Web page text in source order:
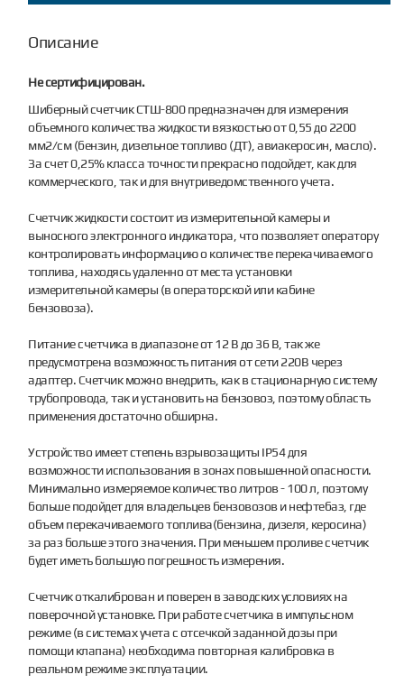
Описание
Не сертифицирован.
Шиберный счетчик СТШ-800 предназначен для измерения
объемного количества жидкости вязкостью от 0,55 до 2200
мм2/см (бензин, дизельное топливо (ДТ), авиакеросин, масло).
За счет 0,25% класса точности прекрасно подойдет, как для
коммерческого, так и для внутриведомственного учета.
Счетчик жидкости состоит из измерительной камеры и
выносного электронного индикатора, что позволяет оператору
контролировать информацию о количестве перекачиваемого
топлива, находясь удаленно от места установки
измерительной камеры (в операторской или кабине
бензовоза).
Питание счетчика в диапазоне от 12 В до 36 В, так же
предусмотрена возможность питания от сети 220В через
адаптер. Счетчик можно внедрить, как в стационарную систему
трубопровода, так и установить на бензовоз, поэтому область
применения достаточно обширна.
Устройство имеет степень взрывозащиты IP54 для
возможности использования в зонах повышенной опасности.
Минимально измеряемое количество литров - 100 л, поэтому
больше подойдет для владельцев бензовозов и нефтебаз, где
объем перекачиваемого топлива(бензина, дизеля, керосина)
за раз больше этого значения. При меньшем проливе счетчик
будет иметь большую погрешность измерения.
Счетчик откалиброван и поверен в заводских условиях на
поверочной установке. При работе счетчика в импульсном
режиме (в системах учета с отсечкой заданной дозы при
помощи клапана) необходима повторная калибровка в
реальном режиме эксплуатации.